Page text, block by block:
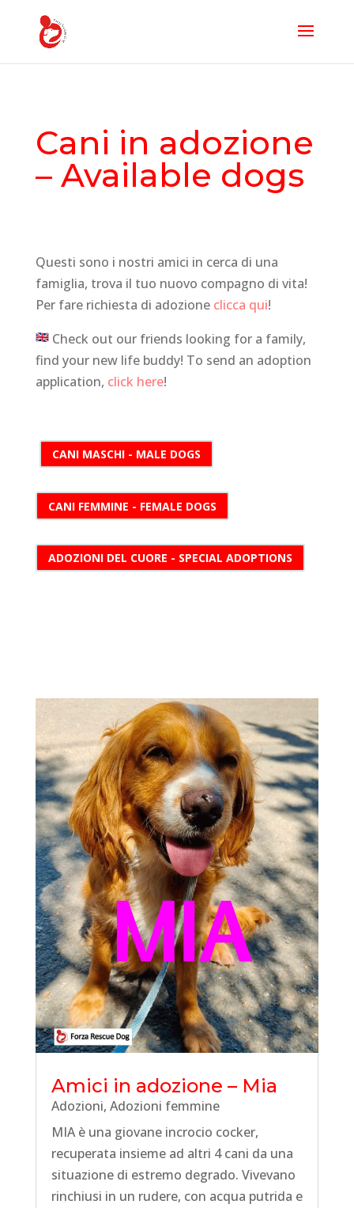
Cani in adozione
– Available dogs
Questi sono i nostri amici in cerca di una
famiglia, trova il tuo nuovo compagno di vita!
Per fare richiesta di adozione clicca qui!
Check out our friends looking for a family,
find your new life buddy! To send an adoption
application, click here!
CANI MASCHI - MALE DOGS
CANI FEMMINE - FEMALE DOGS
ADOZIONI DEL CUORE - SPECIAL ADOPTIONS
Amici in adozione – Mia
Adozioni, Adozioni femmine
MIA è una giovane incrocio cocker,
recuperata insieme ad altri 4 cani da una
situazione di estremo degrado. Vivevano
rinchiusi in un rudere, con acqua putrida e